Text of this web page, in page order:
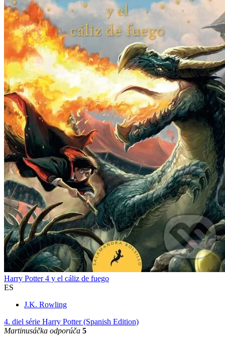
Harry Potter 4 y el cáliz de fuego
ES
J.K. Rowling
4. diel série Harry Potter (Spanish Edition)
Martinusáčka odporúča 5